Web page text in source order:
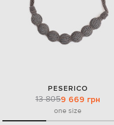
PESERICO
13 8059 669 грн
one size